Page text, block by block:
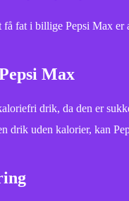
få fat i billige Pepsi Max
Max
drik, da den er
drik uden kalorier, kan